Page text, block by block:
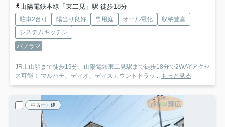
山陽電鉄本線「東二見」駅 徒歩18分
駐車2台可 陽当り良好 専用庭 オール電化
収納豊富
システムキッチン
パノラマ
JR土山駅まで徒歩19分、山陽電鉄東二見駅まで徒歩18分で2WAYアクセ
ス可能！ マルハチ、ディオ、ディスカウントドラッ... もっと見る
中古一戸建